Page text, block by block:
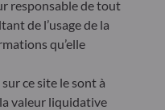
responsable de tout
de l’usage de la
qu’elle
ce site le sont à
valeur liquidative